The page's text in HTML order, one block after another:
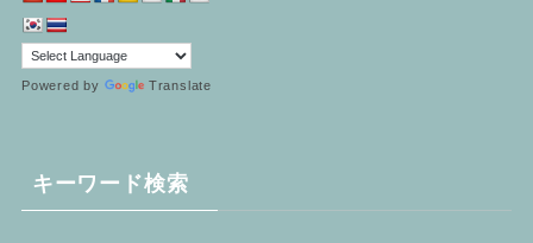
Powered by Translate
キーワード検索